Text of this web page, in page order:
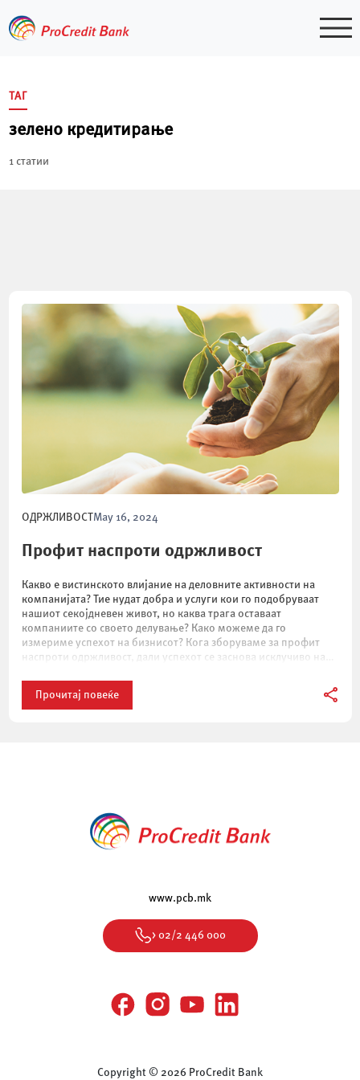
to
content
ТАГ
зелено кредитирање
1 статии
ОДРЖЛИВОСТMay 16, 2024
Профит наспроти одржливост
Какво е вистинското влијание на деловните активности на
компанијата? Тие нудат добра и услуги кои го подобруваат
нашиот секојдневен живот, но каква трага оставаат
компаниите со своето делување? Како можеме да го
измериме успехот на бизнисот? Кога зборуваме за профит
наспроти одржливост, дали успехот се заснова исклучиво на
Прочитај повеќе
www.pcb.mk
> 02/2 446 000
Copyright © 2026 ProCredit Bank